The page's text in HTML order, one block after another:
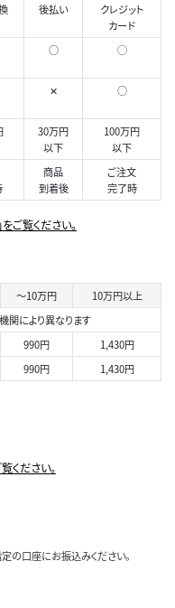
後払い
クレジット
カード
○ ◯
✕ ○
30万円
以下
100万円
以下
商品
到着後
ご注文
完了時
ご覧ください。
～10万円
10万円以上
関により異なります
990円
1,430円
990円 1,430円
ください。
の口座にお振込みください。